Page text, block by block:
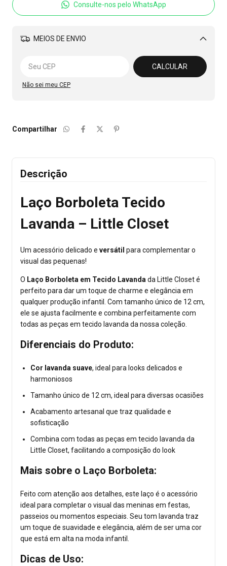
Consulte-nos pelo WhatsApp
MEIOS DE ENVIO
Alterar CEP
CALCULAR
Não sei meu CEP
Compartilhar
Descrição
Laço Borboleta Tecido
Lavanda – Little Closet
Um acessório delicado e versátil para complementar o
visual das pequenas!
O Laço Borboleta em Tecido Lavanda da Little Closet é
perfeito para dar um toque de charme e elegância em
qualquer produção infantil. Com tamanho único de 12 cm,
ele se ajusta facilmente e combina perfeitamente com
todas as peças em tecido lavanda da nossa coleção.
Diferenciais do Produto:
Cor lavanda suave, ideal para looks delicados e
harmoniosos
Tamanho único de 12 cm, ideal para diversas ocasiões
Acabamento artesanal que traz qualidade e
sofisticação
Combina com todas as peças em tecido lavanda da
Little Closet, facilitando a composição do look
Mais sobre o Laço Borboleta:
Feito com atenção aos detalhes, este laço é o acessório
ideal para completar o visual das meninas em festas,
passeios ou momentos especiais. Seu tom lavanda traz
um toque de suavidade e elegância, além de ser uma cor
que está em alta na moda infantil.
Dicas de Uso: